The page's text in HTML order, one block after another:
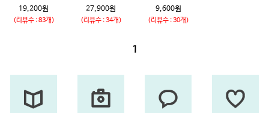
19,200원
(리뷰수 : 83개)
27,900원
(리뷰수 : 34개)
9,600원
(리뷰수 : 30개)
1